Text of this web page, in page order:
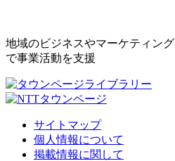
地域のビジネスやマーケティン
で事業活動を支援
サイトマップ
個人情報について
掲載情報に関して